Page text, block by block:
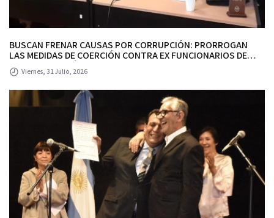
BUSCAN FRENAR CAUSAS POR CORRUPCIÓN: PRORROGAN
LAS MEDIDAS DE COERCIÓN CONTRA EX FUNCIONARIOS DE
ALBERTO RODRÍGUEZ SAA Y SE DEMORA EL TRATAMIENTO DEL
PEDIDO DE SOBRESEIMIENTO.
Viernes, 31 Julio, 2026